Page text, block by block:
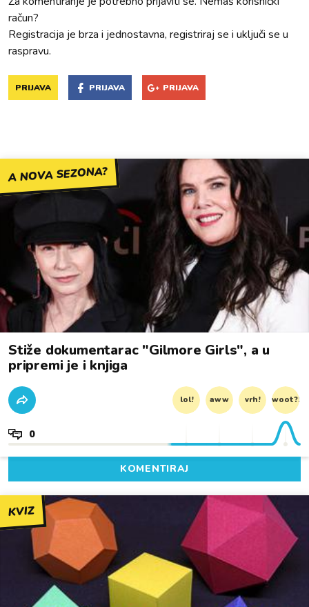
račun?
Registracija je brza i jednostavna, registriraj se i uključi se u
raspravu.
PRIJAVA PRIJAVA PRIJAVA
A NOVA SEZONA?
Stiže dokumentarac "Gilmore Girls", a u
pripremi je i knjiga
lol! aww vrh! woot?!
0
KOMENTIRAJ
KVIZ